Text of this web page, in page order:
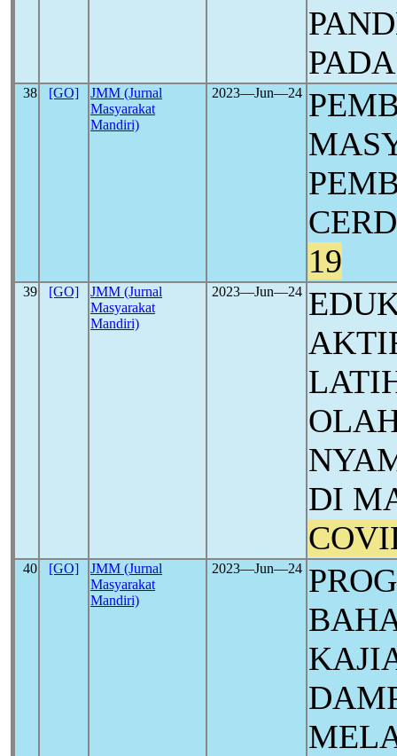
38 [GO]
JMM (Jurnal
Masyarakat
Mandiri)
2023―Jun―24
19
39 [GO]
JMM (Jurnal
Masyarakat
Mandiri)
2023―Jun―24
DI
40 [GO]
JMM (Jurnal
Masyarakat
Mandiri)
2023―Jun―24